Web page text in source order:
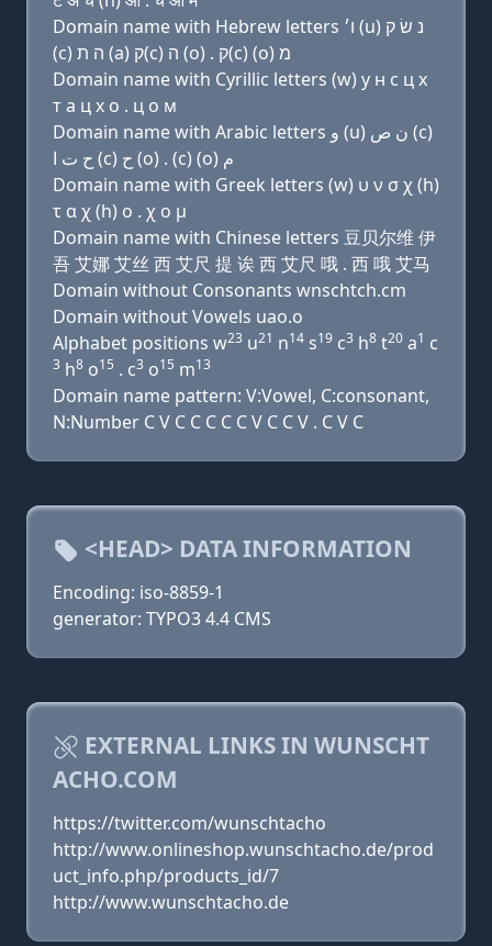
Domain name with Hebrew letters ו׳ (u) נ שׂ ק
(c) ה ת (a) ק(c) ה (ο) . ק(c) (ο) מ
Domain name with Cyrillic letters (w) у н с ц х
т a ц х о . ц о м
Domain name with Arabic letters ﻭ (u) ﻥ ﺹ (c)
ﺡ ﺕ ﺍ (c) ﺡ (o) . (c) (o) ﻡ
Domain name with Greek letters (w) υ ν σ χ (h)
τ α χ (h) ο . χ ο μ
Domain name with Chinese letters 豆贝尔维 伊
吾 艾娜 艾丝 西 艾尺 提 诶 西 艾尺 哦 . 西 哦 艾马
Domain without Consonants wnschtch.cm
Domain without Vowels uao.o
Alphabet positions w23 u21 n14 s19 c3 h8 t20 a1 c
3 h8 o15 . c3 o15 m13
Domain name pattern: V:Vowel, C:consonant,
N:Number C V C C C C C V C C V . C V C
<HEAD> DATA INFORMATION
Encoding: iso-8859-1
generator: TYPO3 4.4 CMS
EXTERNAL LINKS IN WUNSCHT
ACHO.COM
https://twitter.com/wunschtacho
http://www.onlineshop.wunschtacho.de/prod
uct_info.php/products_id/7
http://www.wunschtacho.de